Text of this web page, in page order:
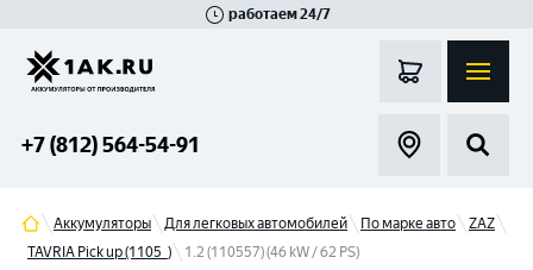
работаем 24/7
+7 (812) 564-54-91
Аккумуляторы Для легковых автомобилей По марке авто
ZAZ
TAVRIA Pick up (1105_)
1.2 (110557) (46 kW / 62 PS)
Гатчина